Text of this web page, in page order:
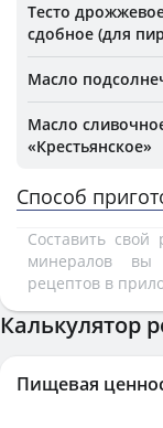
Тесто
сдобное (для
Масло
Масло
«Крестьянское»
Способ
Составить
минералов вы
рецептов в
Калькулятор
Пищевая